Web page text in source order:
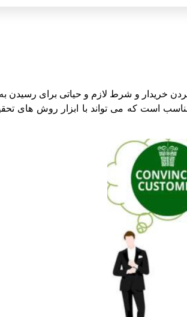
خریدار و شرط لازم و حیاتی برای رسیدن
است که می تواند با ابزار روش های